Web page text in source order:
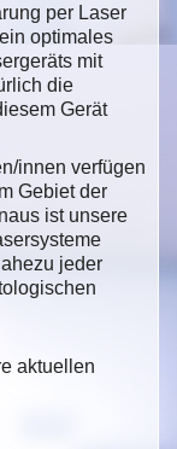
per Laser
optimales
mit
die
Gerät
innen verfügen
Gebiet der
ist unsere
jeder
aktuellen